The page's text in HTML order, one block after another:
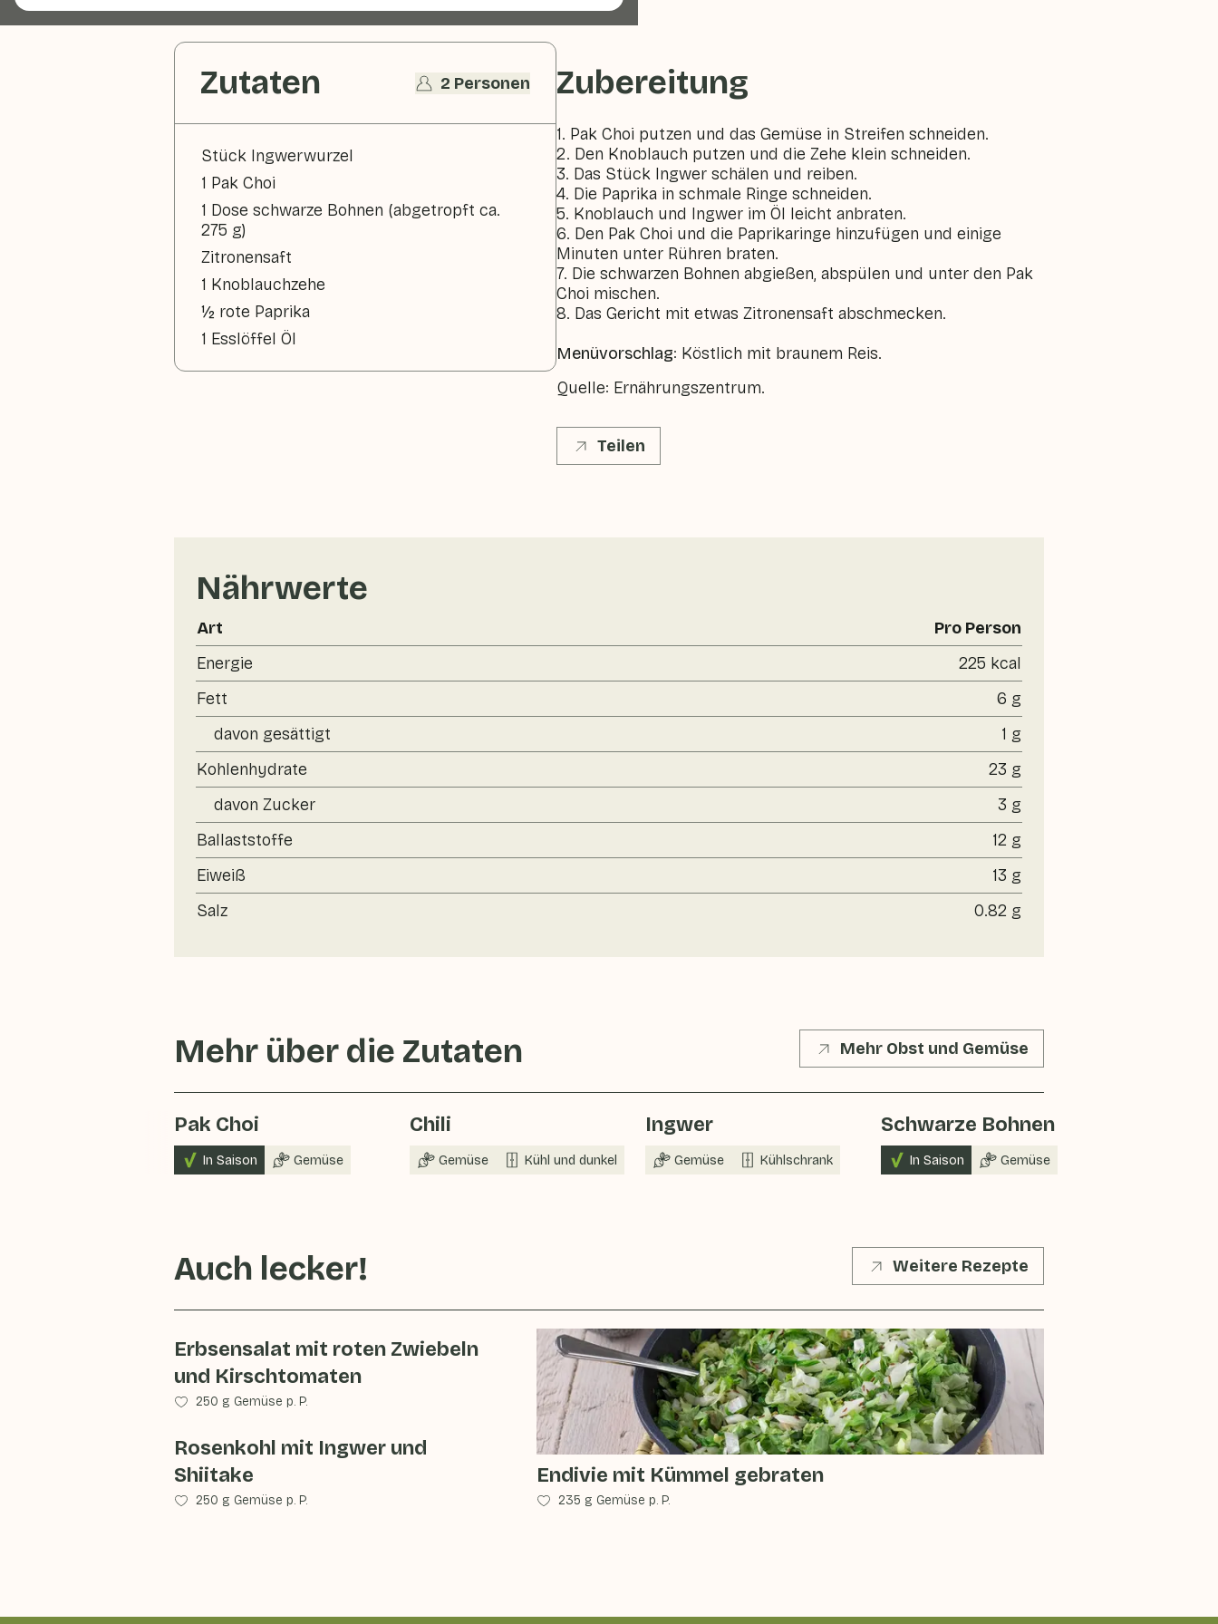
Zutaten 2 Personen
Stück Ingwerwurzel
1 Pak Choi
1 Dose schwarze Bohnen (abgetropft ca.
275 g)
Zitronensaft
1 Knoblauchzehe
½ rote Paprika
1 Esslöffel Öl
Zubereitung
1. Pak Choi putzen und das Gemüse in Streifen schneiden.
2. Den Knoblauch putzen und die Zehe klein schneiden.
3. Das Stück Ingwer schälen und reiben.
4. Die Paprika in schmale Ringe schneiden.
5. Knoblauch und Ingwer im Öl leicht anbraten.
6. Den Pak Choi und die Paprikaringe hinzufügen und einige
Minuten unter Rühren braten.
7. Die schwarzen Bohnen abgießen, abspülen und unter den Pak
Choi mischen.
8. Das Gericht mit etwas Zitronensaft abschmecken.
Menüvorschlag: Köstlich mit braunem Reis.
Quelle: Ernährungszentrum.
Teilen
Nährwerte
Art
Pro Person
Energie
225 kcal
Fett
6 g
davon gesättigt
1 g
Kohlenhydrate
23 g
davon Zucker
3 g
Ballaststoffe
12 g
Eiweiß
13 g
Salz
0.82 g
Mehr über die Zutaten Mehr Obst und Gemüse
Pak Choi
In Saison Gemüse
Chili
Gemüse Kühl und dunkel
Ingwer
Gemüse Kühlschrank
Schwarze Bohnen
In Saison Gemüse
Auch lecker! Weitere Rezepte
Erbsensalat mit roten Zwiebeln
und Kirschtomaten
250 g Gemüse p. P.
Rosenkohl mit Ingwer und
Shiitake
250 g Gemüse p. P.
Endivie mit Kümmel gebraten
235 g Gemüse p. P.